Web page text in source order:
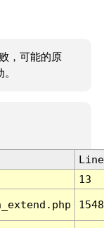
，可能的原
Line
13
1548